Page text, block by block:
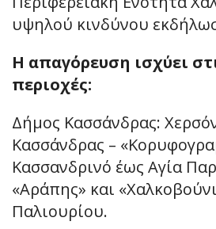
υψηλού κινδύνου
Η απαγόρευση ισχύει
περιοχές:
Δήμος Κασσάνδρας:
Κασσάνδρας –
Κασσανδρινό έως Αγία
«Αράπης» και
Παλιουρίου.